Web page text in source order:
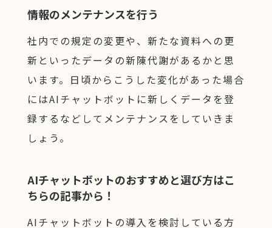
情報のメンテナンスを行う
社内での規定の変更や、新たな資料への更
新といったデータの新陳代謝があるかと思
います。日頃からこうした変化があった場合
にはAIチャットボットに新しくデータを登
録するなどしてメンテナンスをしていきま
しょう。
AIチャットボットのおすすめと選び方はこ
ちらの記事から！
AIチャットボットの導入を検討している方